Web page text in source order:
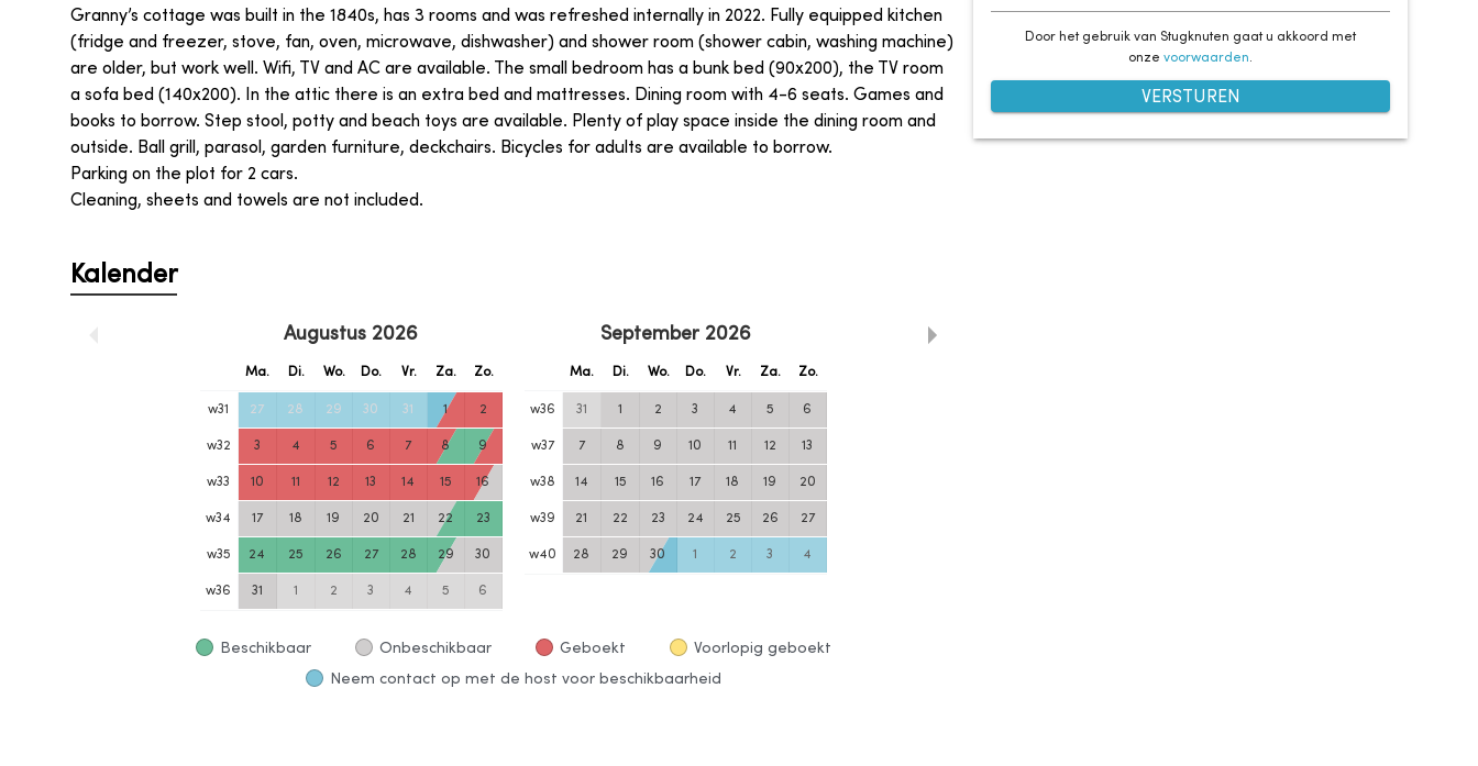
Granny’s cottage was built in the 1840s, has 3 rooms and was refreshed internally in 2022. Fully equipped kitchen
(fridge and freezer, stove, fan, oven, microwave, dishwasher) and shower room (shower cabin, washing machine)
are older, but work well. Wifi, TV and AC are available. The small bedroom has a bunk bed (90x200), the TV room
a sofa bed (140x200). In the attic there is an extra bed and mattresses. Dining room with 4-6 seats. Games and
books to borrow. Step stool, potty and beach toys are available. Plenty of play space inside the dining room and
outside. Ball grill, parasol, garden furniture, deckchairs. Bicycles for adults are available to borrow.
Parking on the plot for 2 cars.
Cleaning, sheets and towels are not included.
Kalender
Augustus 2026
Ma. Di. Wo. Do. Vr. Za. Zo.
w31 27 28 29 30 31 1 2
w32 3 4 5 6 7 8 9
w33 10 11 12 13 14 15 16
w34 17 18 19 20 21 22 23
w35 24 25 26 27 28 29 30
w36 31 1 2 3 4 5 6
September 2026
Ma. Di. Wo. Do. Vr. Za. Zo.
w36 31 1 2 3 4 5 6
w37 7 8 9 10 11 12 13
w38 14 15 16 17 18 19 20
w39 21 22 23 24 25 26 27
w40 28 29 30 1 2 3 4
Beschikbaar Onbeschikbaar Geboekt Voorlopig geboekt
Neem contact op met de host voor beschikbaarheid
Door het gebruik van Stugknuten gaat u akkoord met
onze voorwaarden.
VERSTUREN